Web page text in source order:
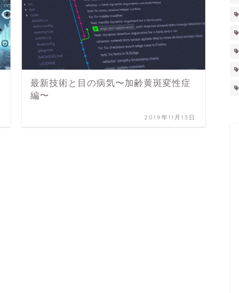
最新技術と目の病気〜加齢黄斑変性症
編〜
2019年11月13日